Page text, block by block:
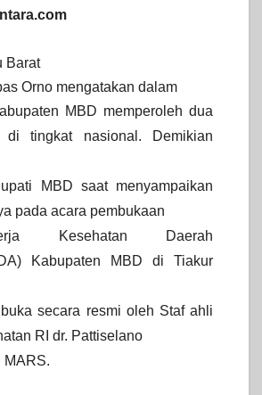
Barat
Orno mengatakan dalam
MBD memperoleh dua
di tingkat nasional.
Demikian
MBD saat menyampaikan
pada acara pembukaan
Kesehatan Daerah
Kabupaten MBD di Tiakur
secara resmi oleh Staf ahli
RI dr. Pattiselano
MARS.